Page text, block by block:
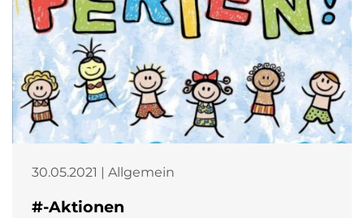
30.05.2021 | Allgemein
#-Aktionen